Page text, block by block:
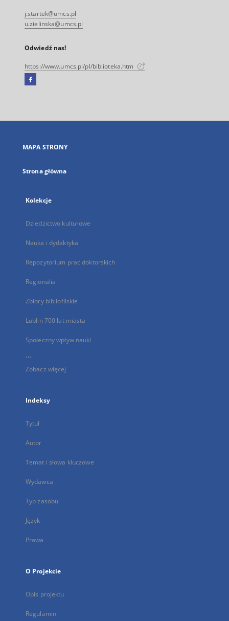
j.startek@umcs.pl
u.zielinska@umcs.pl
Odwiedź nas!
https://www.umcs.pl/pl/biblioteka.htm
Facebook
się
karcie
MAPA STRONY
Strona główna
Kolekcje
Dziedzictwo kulturowe
Nauka i dydaktyka
Repozytorium prac doktorskich
Regionalia
Zbiory bibliofilskie
Lublin 700 lat miasta
Społeczny wpływ nauki
...
Zobacz więcej
Indeksy
Tytuł
Autor
Temat i słowa kluczowe
Wydawca
Typ zasobu
Język
Prawa
O Projekcie
Opis projektu
Regulamin